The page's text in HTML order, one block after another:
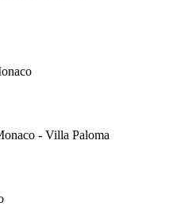
- Villa Paloma